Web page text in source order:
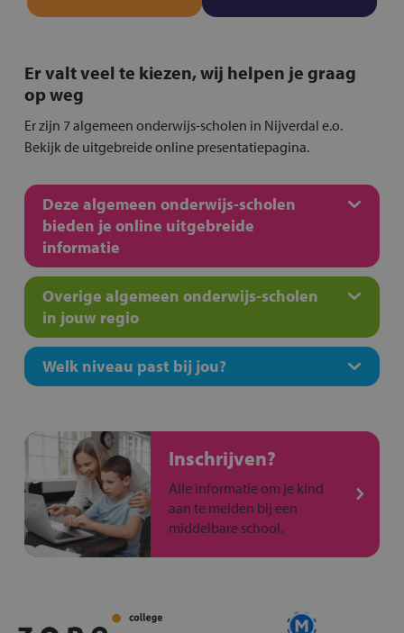
Er valt veel te kiezen, wij helpen je graag
op weg
Er zijn 7 algemeen onderwijs-scholen in Nijverdal e.o.
Bekijk de uitgebreide online presentatiepagina.
Deze algemeen onderwijs-scholen
bieden je online uitgebreide
informatie
Overige algemeen onderwijs-scholen
in jouw regio
Welk niveau past bij jou?
Inschrijven?
Alle informatie om je kind
aan te melden bij een
middelbare school.